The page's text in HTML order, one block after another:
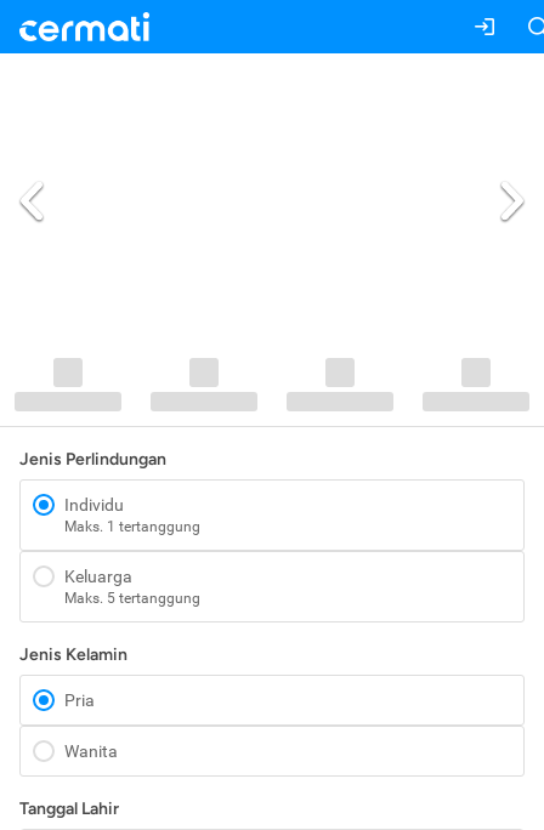
Jenis Perlindungan
Individu
Maks. 1 tertanggung
Keluarga
Maks. 5 tertanggung
Jenis Kelamin
Pria
Wanita
Tanggal Lahir